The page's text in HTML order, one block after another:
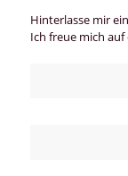
Hinterlasse mir
Ich freue mich